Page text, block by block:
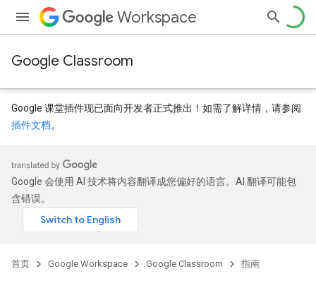
Workspace
Google Classroom
Google 课堂插件现已面向开发者正式推出！如需了解详情，请参阅
插件文档。
Google 会使用 AI 技术将内容翻译成您偏好的语言。AI 翻译可能包
含错误。
首页 Google Workspace Google Classroom 指南